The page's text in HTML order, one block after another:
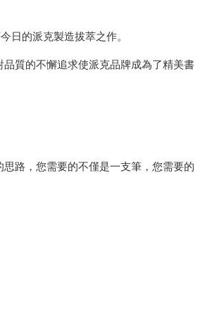
日的派克製造拔萃之作。
質的不懈追求使派克品牌成為了精美書
路，您需要的不僅是一支筆，您需要的